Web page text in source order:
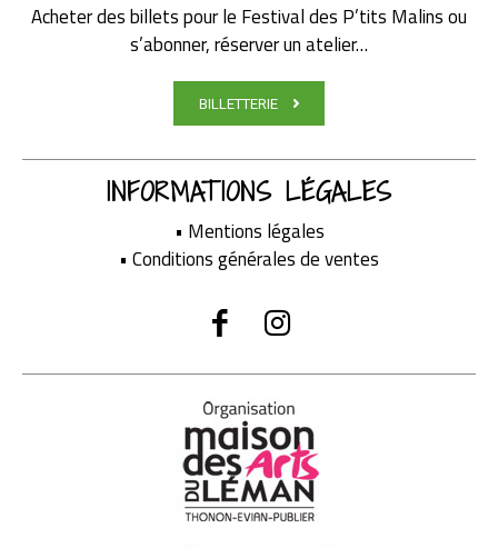
Acheter des billets pour le Festival des P’tits Malins ou
s’abonner, réserver un atelier…
BILLETTERIE
INFORMATIONS LÉGALES
• Mentions légales
• Conditions générales de ventes